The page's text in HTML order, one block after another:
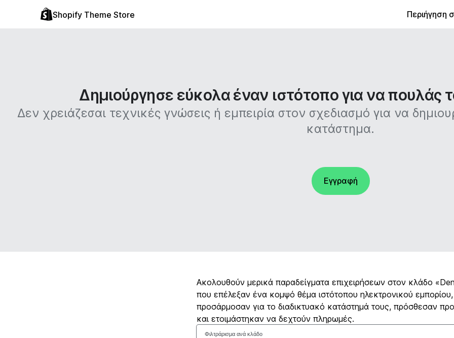
Shopify Theme Store Περιήγηση
Δημιούργησε εύκολα έναν ιστότοπο για να πουλάς
Δεν χρειάζεσαι τεχνικές γνώσεις ή εμπειρία στον σχεδιασμό για να
κατάστημα.
Εγγραφή
Ακολουθούν μερικά παραδείγματα επιχειρήσεων στον κλάδο
που επέλεξαν ένα κομψό θέμα ιστότοπου ηλεκτρονικού
προσάρμοσαν για το διαδικτυακό κατάστημά τους, πρόσθεσαν
και ετοιμάστηκαν να δεχτούν πληρωμές.
Φιλτράρισμα ανά κλάδο